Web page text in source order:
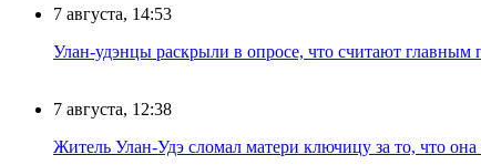
7 августа, 14:53
Улан-удэнцы раскрыли в опросе, что считают главным
7 августа, 12:38
Житель Улан-Удэ сломал матери ключицу за то, что она